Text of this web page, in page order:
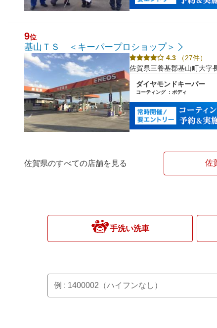
9位
基山ＴＳ ＜キーパープロショップ＞
4.3
（27件）
佐賀県三養基郡基山町大字
ダイヤモンドキーパー
コーティング ：ボディ
佐賀県のすべての店舗を見る 佐
手洗い洗車